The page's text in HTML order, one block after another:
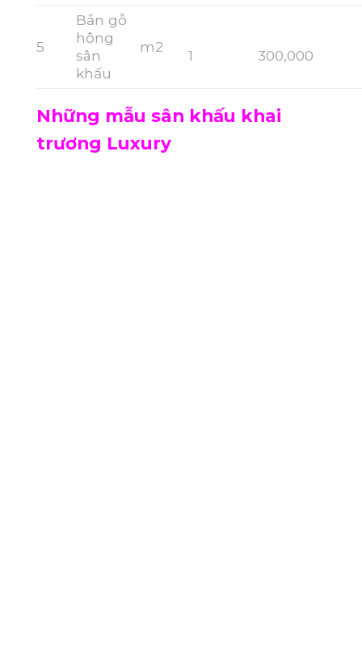
5
Bắn gỗ
hông
sân
khấu
m2
1 300,000
Những mẫu sân khấu khai
trương Luxury